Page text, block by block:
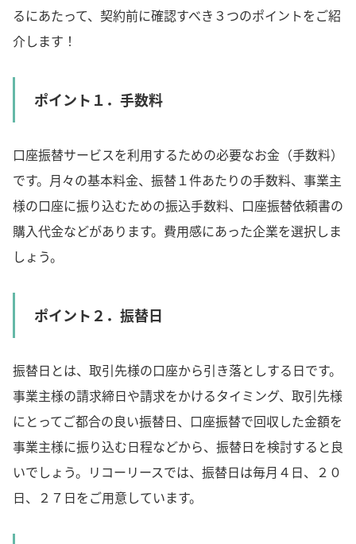
るにあたって、契約前に確認すべき３つのポイントをご紹
介します！
ポイント１．手数料
口座振替サービスを利用するための必要なお金（手数料）
です。月々の基本料金、振替１件あたりの手数料、事業主
様の口座に振り込むための振込手数料、口座振替依頼書の
購入代金などがあります。費用感にあった企業を選択しま
しょう。
ポイント２．振替日
振替日とは、取引先様の口座から引き落としする日です。
事業主様の請求締日や請求をかけるタイミング、取引先様
にとってご都合の良い振替日、口座振替で回収した金額を
事業主様に振り込む日程などから、振替日を検討すると良
いでしょう。リコーリースでは、振替日は毎月４日、２０
日、２７日をご用意しています。